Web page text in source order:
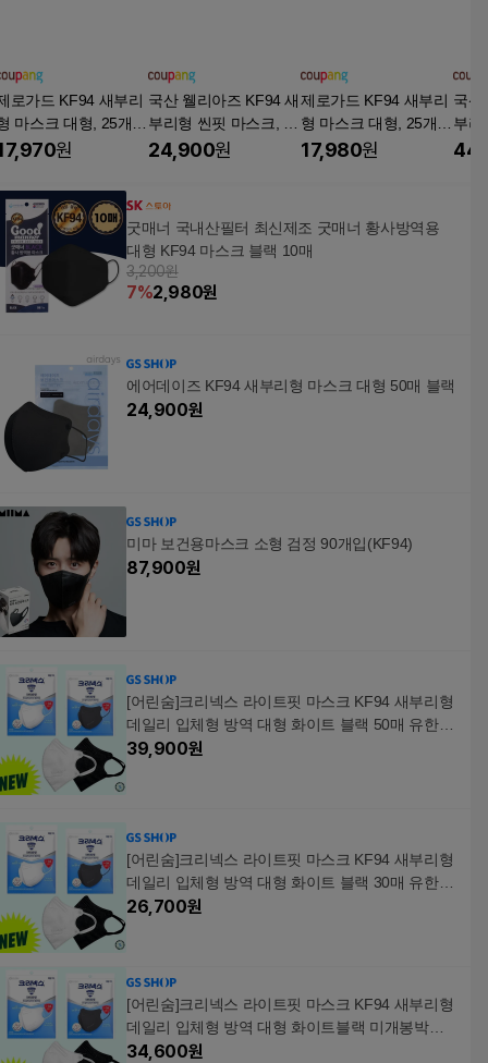
로가드 KF94 새부리
마스크 대형, 25개
, 4개, 블랙
원
국산 웰리아즈 KF94 새
부리형 씬핏 마스크, 대
형 블랙, 2개, 50매
24,900원
제로가드 KF94 새부리
형 마스크 대형, 25개
입, 4개, 그레이
17,980원
국산
부리
형
굿매너 국내산필터 최신제조 굿매너 황사방역용
대형 KF94 마스크 블랙 10매
3,200원
7%2,980원
에어데이즈 KF94 새부리형 마스크 대형 50매 블랙
24,900원
미마 보건용마스크 소형 검정 90개입(KF94)
87,900원
[어린숨]크리넥스 라이트핏 마스크 KF94 새부리형
데일리 입체형 방역 대형 화이트 블랙 50매 유한킴
벌
39,900원
[어린숨]크리넥스 라이트핏 마스크 KF94 새부리형
데일리 입체형 방역 대형 화이트 블랙 30매 유한킴
벌
26,700원
[어린숨]크리넥스 라이트핏 마스크 KF94 새부리형
데일리 입체형 방역 대형 화이트블랙 미개봉박스 4
0매
34,600원